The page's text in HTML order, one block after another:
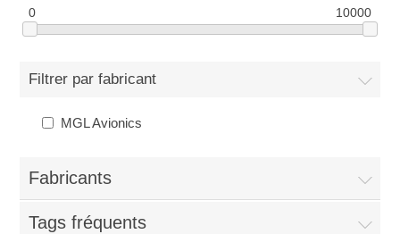
0 10000
Filtrer par fabricant
MGL Avionics
Fabricants
Tags fréquents